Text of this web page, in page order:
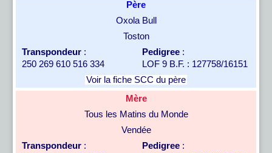
Père
Oxola Bull
Toston
Transpondeur :
250 269 610 516 334
Pedigree :
LOF 9 B.F. : 127758/16151
Voir la fiche SCC du père
Mère
Tous les Matins du Monde
Vendée
Transpondeur :
Pedigree :